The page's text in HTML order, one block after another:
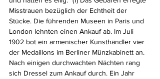
Misstrauen bezüglich der Echtheit der
Stücke. Die führenden Museen in Paris und
London lehnten einen Ankauf ab. Im Juli
1902 bot ein armenischer Kunsthändler vier
der Medaillons im Berliner Münzkabinett an.
Nach einigen durchwachten Nächten rang
sich Dressel zum Ankauf durch. Ein Jahr